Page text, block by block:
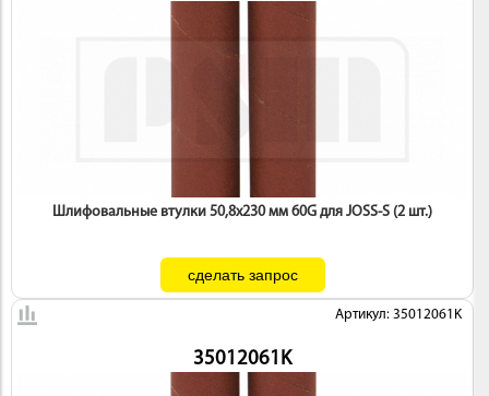
Шлифовальные втулки 50,8х230 мм 60G для JOSS-S (2 шт.)
Артикул: 35012061K
35012061K